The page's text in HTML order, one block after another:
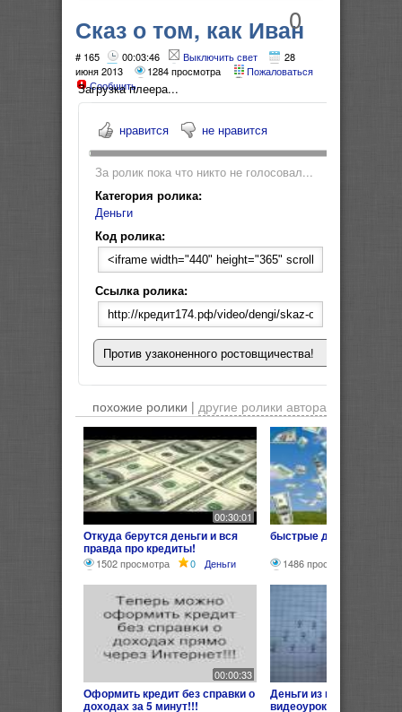
0
Сказ о том, как Иван
деньги в кредит
брал
# 165 00:03:46 Выключить свет
28
июня 2013
1284 просмотра
Пожаловаться
Сообщить
Загрузка плеера...
нравится не нравится
За ролик пока что никто не голосовал...
Категория ролика:
Деньги
Код ролика:
Ссылка ролика:
Против узаконенного ростовщичества!
похожие ролики | другие ролики автора
00:30:01
Откуда берутся деньги и вся
правда про кредиты!
1502 просмотра 0 Деньги
быстрые деньги кредит
1486 просмотров
00:00:33
Оформить кредит без справки о
доходах за 5 минут!!!
Деньги из воздуха!
видеоурок